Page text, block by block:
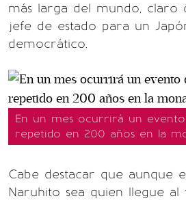
más larga del mundo, claro
jefe de estado para un
democrático.
En un mes ocurrirá un
repetido en 200 años en la
Cabe destacar que aunque
Naruhito sea quien llegue